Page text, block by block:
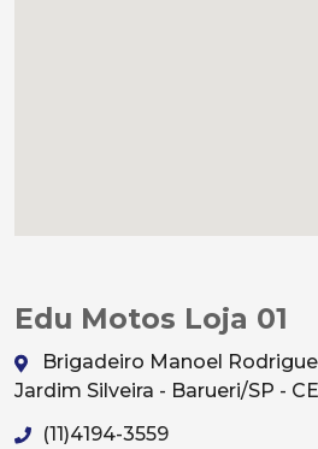
Edu Motos Loja 01
Brigadeiro Manoel
Jardim Silveira - Barueri/SP -
(11)4194-3559